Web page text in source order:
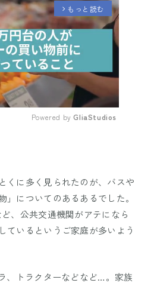
arrow_forward_ios もっと読む
Powered by GliaStudios
くに多く見られたのが、バスや
についてのあるあるでした。
、公共交通機関がアテになら
ているというご家庭が多いよう
、トラクターなどなど…。家族